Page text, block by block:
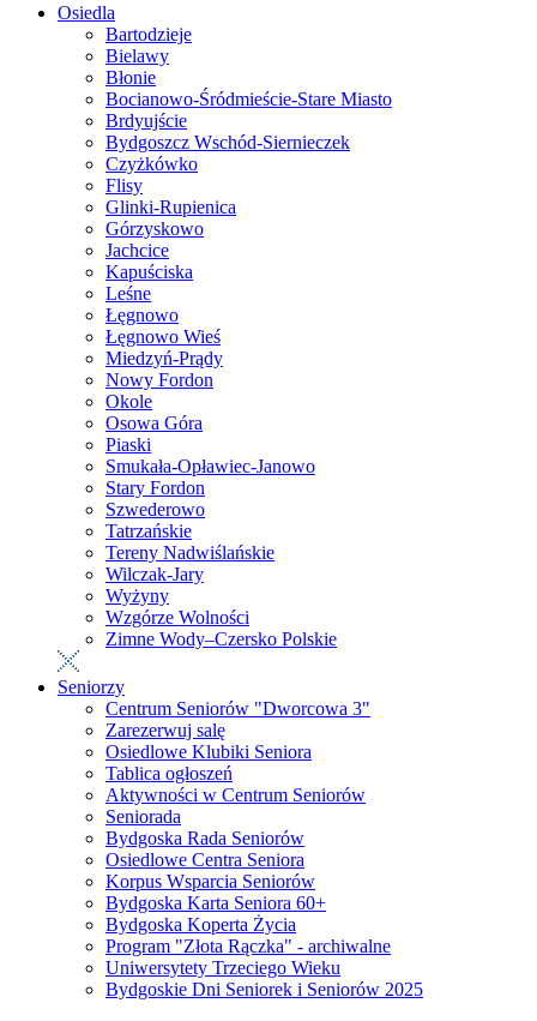
Osiedla
Bartodzieje
Bielawy
Błonie
Bocianowo-Śródmieście-Stare Miasto
Brdyujście
Bydgoszcz Wschód-Siernieczek
Czyżkówko
Flisy
Glinki-Rupienica
Górzyskowo
Jachcice
Kapuściska
Leśne
Łęgnowo
Łęgnowo Wieś
Miedzyń-Prądy
Nowy Fordon
Okole
Osowa Góra
Piaski
Smukała-Opławiec-Janowo
Stary Fordon
Szwederowo
Tatrzańskie
Tereny Nadwiślańskie
Wilczak-Jary
Wyżyny
Wzgórze Wolności
Zimne Wody–Czersko Polskie
Seniorzy
Centrum Seniorów "Dworcowa 3"
Zarezerwuj salę
Osiedlowe Klubiki Seniora
Tablica ogłoszeń
Aktywności w Centrum Seniorów
Seniorada
Bydgoska Rada Seniorów
Osiedlowe Centra Seniora
Korpus Wsparcia Seniorów
Bydgoska Karta Seniora 60+
Bydgoska Koperta Życia
Program "Złota Rączka" - archiwalne
Uniwersytety Trzeciego Wieku
Bydgoskie Dni Seniorek i Seniorów 2025